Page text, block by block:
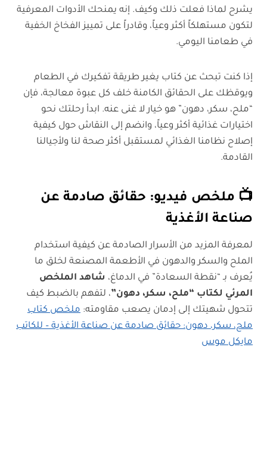
يشرح لماذا فعلت ذلك وكيف. إنه يمنحك الأدوات المعرفية
لتكون مستهلكاً أكثر وعياً، وقادراً على تمييز الفخاخ الخفية
في طعامنا اليومي.
إذا كنت تبحث عن كتاب يغير طريقة تفكيرك في الطعام
ويوقظك على الحقائق الكامنة خلف كل عبوة معالجة، فإن
“ملح، سكر، دهون” هو خيار لا غنى عنه. ابدأ رحلتك نحو
اختيارات غذائية أكثر وعياً، وانضم إلى النقاش حول كيفية
إصلاح نظامنا الغذائي لمستقبل أكثر صحة لنا ولأجيالنا
القادمة.
📺 ملخص فيديو: حقائق صادمة عن
صناعة الأغذية
لمعرفة المزيد من الأسرار الصادمة عن كيفية استخدام
الملح والسكر والدهون في الأطعمة المصنعة لخلق ما
يُعرف بـ “نقطة السعادة” في الدماغ، شاهد الملخص
المرئي لكتاب “ملح، سكر، دهون”، لتفهم بالضبط كيف
تتحول شهيتك إلى إدمان يصعب مقاومته: ملخص كتاب
ملح، سكر، دهون: حقائق صادمة عن صناعة الأغذية – للكاتب
مايكل موس